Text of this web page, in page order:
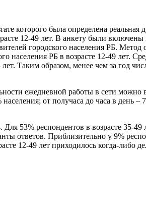
которого была определена реальная
12-49 лет. В анкету были
городского населения РБ. Метод
населения РБ в возрасте 12-49 лет.
Таким образом, менее чем за год
ежедневной работы в сети можно
от получаса до часа в день –
53% респондентов в возрасте 35-
ответов. Приблизительно у 9%
12-49 лет приходилось когда-либо